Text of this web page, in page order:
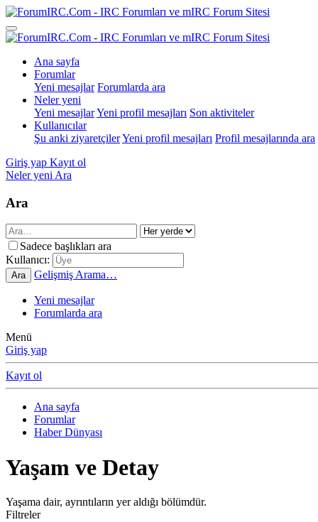
Ana sayfa
Forumlar
Yeni mesajlar Forumlarda ara
Neler yeni
Yeni mesajlarYeni profil mesajları Son aktiviteler
Kullanıcılar
Şu anki ziyaretçilerYeni profil mesajları Profil mesajlarında ara
Giriş yap Kayıt ol
Neler yeni Ara
Ara
Sadece başlıkları ara
Kullanıcı:
Ara Gelişmiş Arama…
Yeni mesajlar
Forumlarda ara
Menü
Giriş yap
Kayıt ol
Ana sayfa
Forumlar
Haber Dünyası
Yaşam ve Detay
Yaşama dair, ayrıntıların yer aldığı bölümdür.
Filtreler